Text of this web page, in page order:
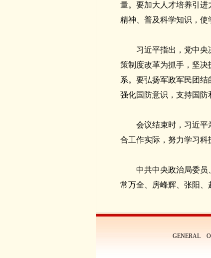
量。要加大人才培养引
精神、普及科学知识，使
习近平指出，党中
策制度改革为抓手，坚
系。要弘扬军政军民团
强化国防意识，支持国防
会议结束时，习近平
合工作实际，努力学习科
中共中央政治局委员
常万全、房峰辉、张阳、
GENERAL